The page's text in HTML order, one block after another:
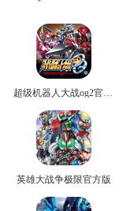
英雄大战争极限官方版